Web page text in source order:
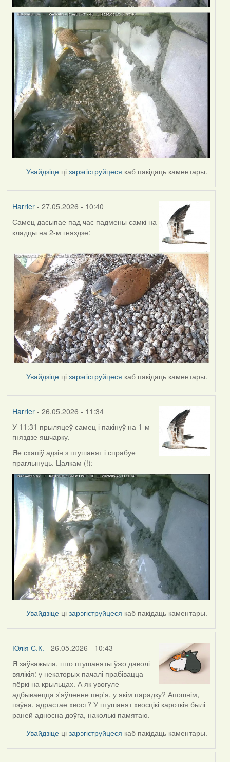
Увайдзіце цізарэгіструйцеся каб пакідаць каментары.
Harrier- 27.05.2026 - 10:40
Самец дасыпае пад час падмены самкі на
кладцы на 2-м гняздзе:
Увайдзіце цізарэгіструйцеся каб пакідаць каментары.
Harrier- 26.05.2026 - 11:34
У 11:31 прыляцеў самец і пакінуў на 1-м
гняздзе яшчарку.
Яе схапіў адзін з птушанят і спрабуе
праглынуць. Цалкам (!):
Увайдзіце цізарэгіструйцеся каб пакідаць каментары.
Юлія С.К. - 26.05.2026 - 10:43
Я заўважыла, што птушаняты ўжо даволі
вялікія: у некаторых пачалі прабівацца
пёркі на крыльцах. А як увогуле
адбываецца з'яўленне пер'я, у якім парадку? Апошнім,
пэўна, адрастае хвост? У птушанят хвосцікі кароткія былі
раней адносна доўга, наколькі памятаю.
Увайдзіце цізарэгіструйцеся каб пакідаць каментары.